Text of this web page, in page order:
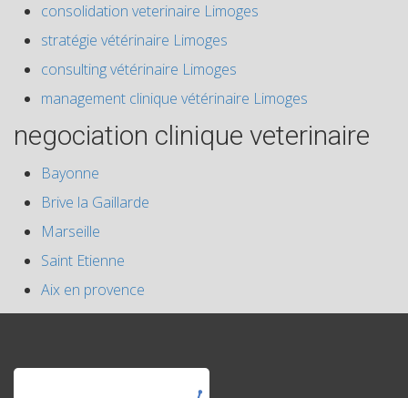
consolidation veterinaire Limoges
stratégie vétérinaire Limoges
consulting vétérinaire Limoges
management clinique vétérinaire Limoges
negociation clinique veterinaire
Bayonne
Brive la Gaillarde
Marseille
Saint Etienne
Aix en provence